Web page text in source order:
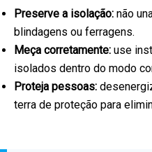
Preserve a isolação: não
blindagens ou ferragens.
Meça corretamente: use
isolados dentro do modo
Proteja pessoas:
terra de proteção para